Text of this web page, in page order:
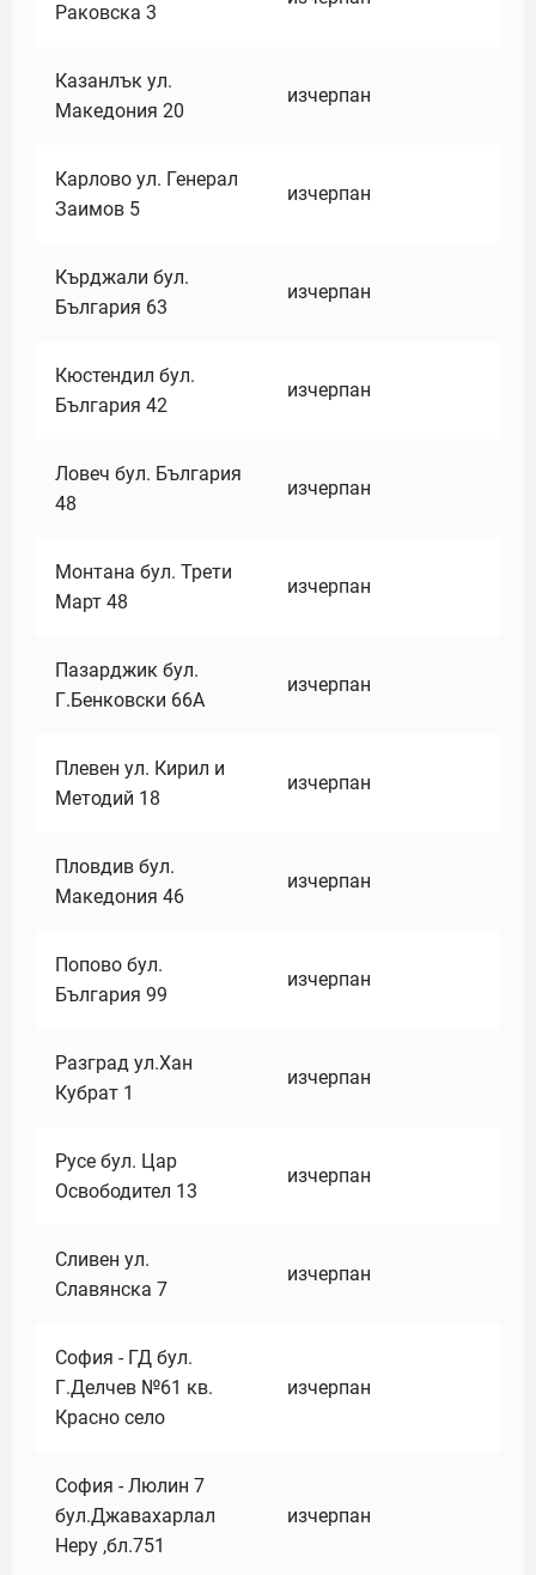
Раковска 3
Казанлък ул.
Македония 20
изчерпан
Карлово ул. Генерал
Заимов 5
изчерпан
Кърджали бул.
България 63
изчерпан
Кюстендил бул.
България 42
изчерпан
Ловеч бул. България
48
изчерпан
Монтана бул. Трети
Март 48
изчерпан
Пазарджик бул.
Г.Бенковски 66А
изчерпан
Плевен ул. Кирил и
Методий 18
изчерпан
Пловдив бул.
Македония 46
изчерпан
Попово бул.
България 99
изчерпан
Разград ул.Хан
Кубрат 1
изчерпан
Русе бул. Цар
Освободител 13
изчерпан
Сливен ул.
Славянска 7
изчерпан
София - ГД бул.
Г.Делчев №61 кв.
Красно село
изчерпан
София - Люлин 7
бул.Джавахарлал
Неру ,бл.751
изчерпан